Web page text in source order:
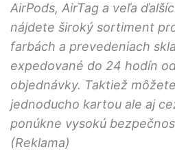
AirPods, AirTag a veľa
nájdete široký sortiment
farbách a prevedeniach
expedované do 24 hodín
objednávky. Taktiež
jednoducho kartou ale aj
ponúkne vysokú
(Reklama)